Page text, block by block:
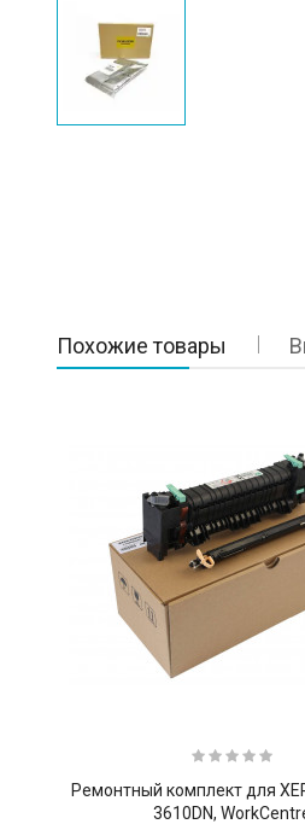
Похожие товары
Ремонтный комплект для
3610DN,